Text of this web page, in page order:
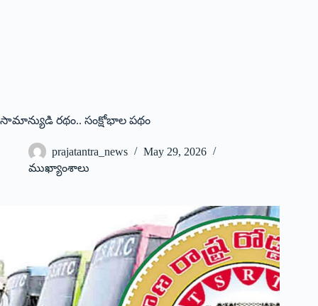
సామాన్యుడి రథం.. సంక్షోభాల పథం
prajatantra_news
May 29, 2026
ముఖ్యాంశాలు